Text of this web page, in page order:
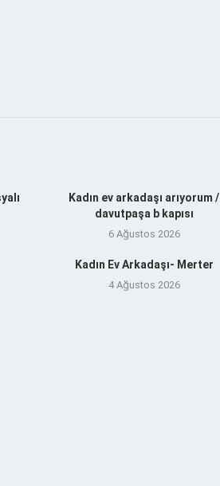
Kadın ev arkadaşı arıyorum /
davutpaşa b kapısı
6 Ağustos 2026
Kadın Ev Arkadaşı- Merter
4 Ağustos 2026